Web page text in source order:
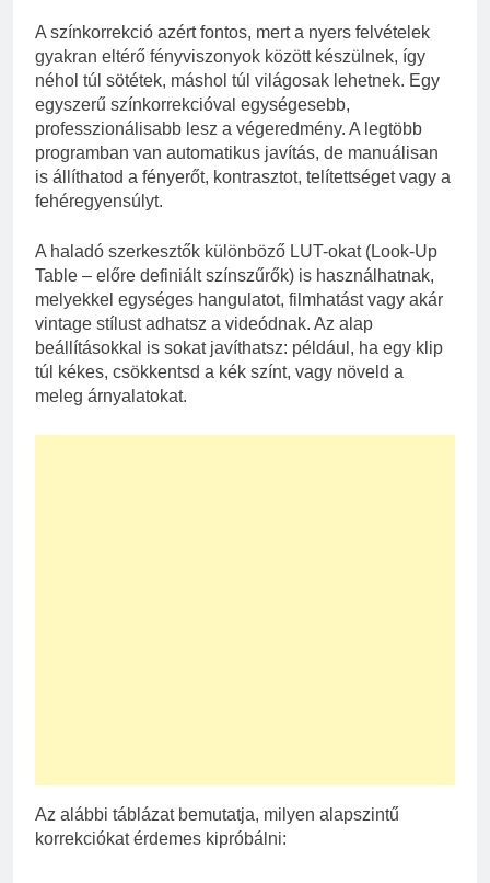
A színkorrekció azért fontos, mert a nyers felvételek
gyakran eltérő fényviszonyok között készülnek, így
néhol túl sötétek, máshol túl világosak lehetnek. Egy
egyszerű színkorrekcióval egységesebb,
professzionálisabb lesz a végeredmény. A legtöbb
programban van automatikus javítás, de manuálisan
is állíthatod a fényerőt, kontrasztot, telítettséget vagy a
fehéregyensúlyt.
A haladó szerkesztők különböző LUT-okat (Look-Up
Table – előre definiált színszűrők) is használhatnak,
melyekkel egységes hangulatot, filmhatást vagy akár
vintage stílust adhatsz a videódnak. Az alap
beállításokkal is sokat javíthatsz: például, ha egy klip
túl kékes, csökkentsd a kék színt, vagy növeld a
meleg árnyalatokat.
Az alábbi táblázat bemutatja, milyen alapszintű
korrekciókat érdemes kipróbálni: